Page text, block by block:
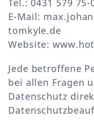
Tel.: 0431 579 75-
E-Mail:
tomkyle.de
Website:
Jede betroffene
bei allen Fragen
Datenschutz